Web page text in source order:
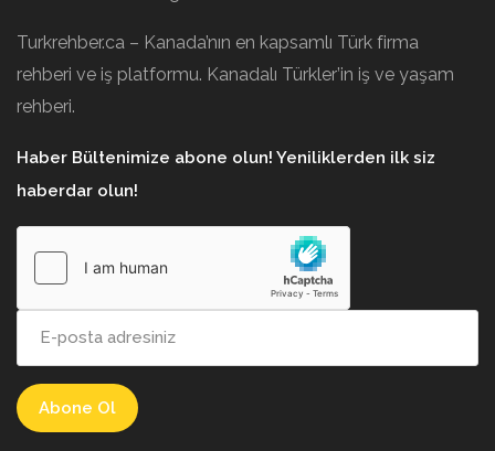
Turkrehber.ca – Kanada’nın en kapsamlı Türk firma
rehberi ve iş platformu. Kanadalı Türkler’in iş ve yaşam
rehberi.
Haber Bültenimize abone olun! Yeniliklerden ilk siz
haberdar olun!